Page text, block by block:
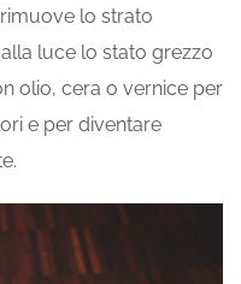
lo strato
luce lo stato grezzo
olio, cera o vernice per
e per diventare